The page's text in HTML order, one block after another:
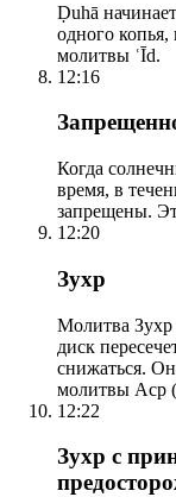
Ḍuhā
одного
молитвы ʿĪd.
12:16
Когда
время, в
запрещены.
12:20
Зухр
Молитва Зухр
диск
снижаться.
молитвы Аср
12:22
Зухр с